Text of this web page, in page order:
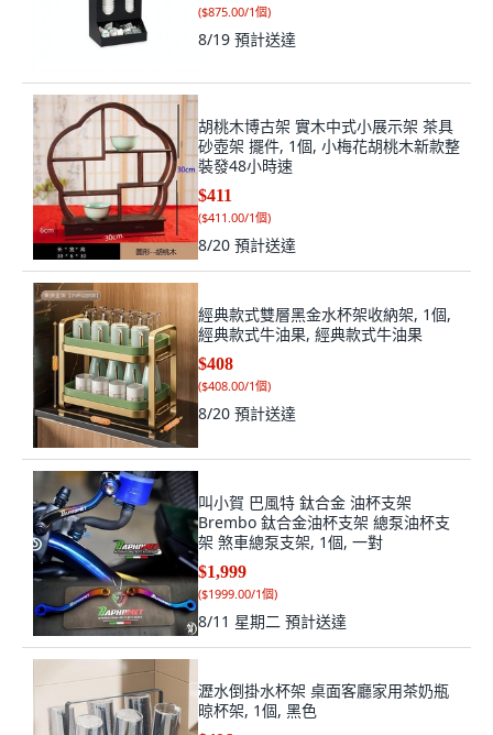
($875.00/1個)
8/19 預計送達
胡桃木博古架 實木中式小展示架 茶具
砂壺架 擺件, 1個, 小梅花胡桃木新款整
裝發48小時速
$411
($411.00/1個)
8/20 預計送達
經典款式雙層黑金水杯架收納架, 1個,
經典款式牛油果, 經典款式牛油果
$408
($408.00/1個)
8/20 預計送達
叫小賀 巴風特 鈦合金 油杯支架
Brembo 鈦合金油杯支架 總泵油杯支
架 煞車總泵支架, 1個, 一對
$1,999
($1999.00/1個)
8/11 星期二 預計送達
瀝水倒掛水杯架 桌面客廳家用茶奶瓶
晾杯架, 1個, 黑色